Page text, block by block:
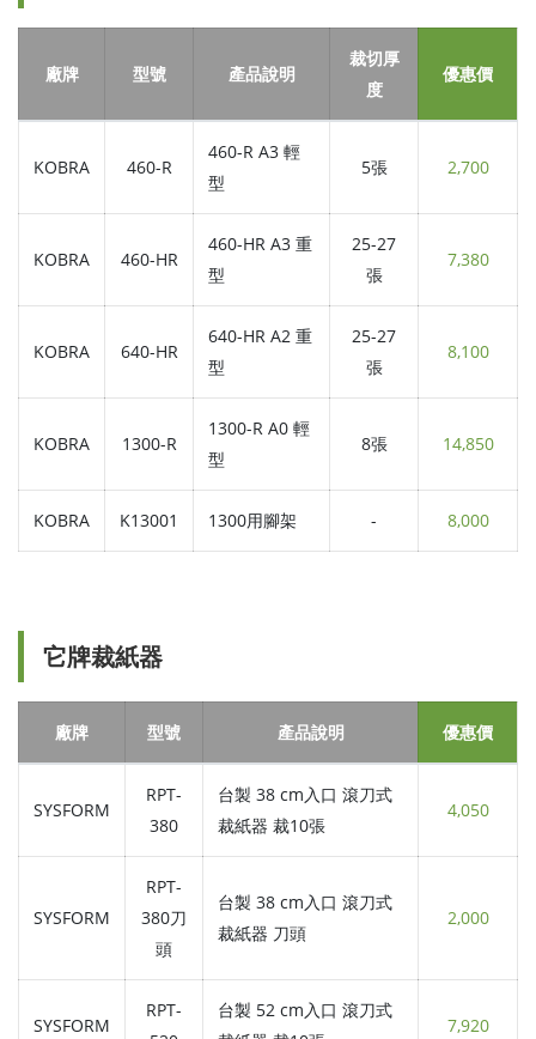
廠牌 型號 產品說明
裁切厚
度
優惠價
KOBRA 460-R
460-R A3 輕
型
5張 2,700
KOBRA 460-HR
460-HR A3 重
型
25-27
張
7,380
KOBRA 640-HR
640-HR A2 重
型
25-27
張
8,100
KOBRA 1300-R
1300-R A0 輕
型
8張 14,850
KOBRA K13001 1300用腳架 - 8,000
它牌裁紙器
廠牌 型號 產品說明 優惠價
SYSFORM
RPT-
380
台製 38 cm入口 滾刀式
裁紙器 裁10張
4,050
SYSFORM
RPT-
380刀
頭
台製 38 cm入口 滾刀式
裁紙器 刀頭
2,000
SYSFORM
RPT-
台製 52 cm入口 滾刀式
7,920